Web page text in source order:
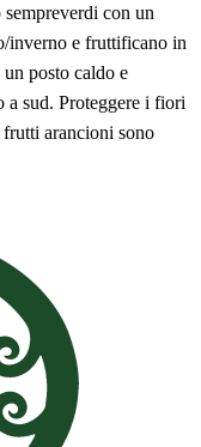
con un
e fruttificano in
posto caldo e
a sud. Proteggere i fiori
arancioni sono